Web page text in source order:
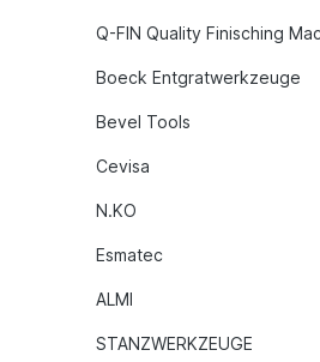
Q-FIN Quality Finisching
Boeck Entgratwerkzeuge
Bevel Tools
Cevisa
N.KO
Esmatec
ALMI
STANZWERKZEUGE